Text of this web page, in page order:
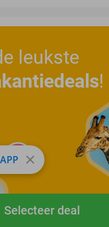
Selecteer deal
leukste
!
close